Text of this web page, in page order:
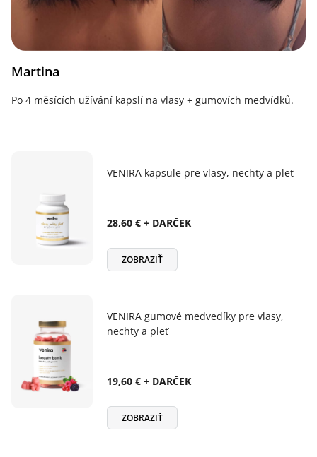
Martina
Po 4 měsících užívání kapslí na vlasy + gumovích medvídků.
VENIRA kapsule pre vlasy, nechty a pleť
28,60 € + DARČEK
ZOBRAZIŤ
VENIRA gumové medvedíky pre vlasy,
nechty a pleť
19,60 € + DARČEK
ZOBRAZIŤ